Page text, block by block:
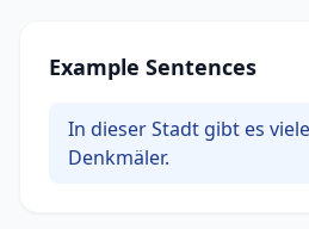
Example Sentences
In dieser Stadt gibt es
Denkmäler.